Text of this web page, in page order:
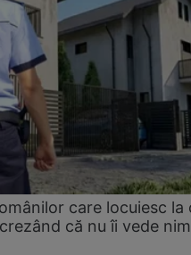
care locuiesc la
că nu îi vede